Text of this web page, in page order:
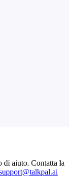
di aiuto. Contatta la